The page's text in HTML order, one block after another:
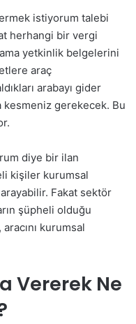
istiyorum talebi
herhangi bir vergi
yetkinlik belgelerini
araç
arabayı gider
kesmeniz gerekecek. Bu
diye bir ilan
kişiler kurumsal
Fakat sektör
şüpheli olduğu
kurumsal
Vererek Ne